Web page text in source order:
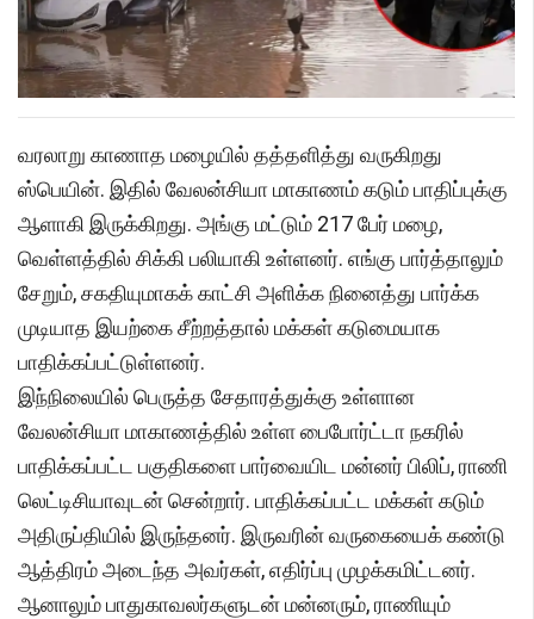
வரலாறு காணாத மழையில் தத்தளித்து வருகிறது
ஸ்பெயின். இதில் வேலன்சியா மாகாணம் கடும் பாதிப்புக்கு
ஆளாகி இருக்கிறது. அங்கு மட்டும் 217 பேர் மழை,
வெள்ளத்தில் சிக்கி பலியாகி உள்ளனர். எங்கு பார்த்தாலும்
சேறும், சகதியுமாகக் காட்சி அளிக்க நினைத்து பார்க்க
முடியாத இயற்கை சீற்றத்தால் மக்கள் கடுமையாக
பாதிக்கப்பட்டுள்ளனர்.
இந்நிலையில் பெருத்த சேதாரத்துக்கு உள்ளான
வேலன்சியா மாகாணத்தில் உள்ள பைபோர்ட்டா நகரில்
பாதிக்கப்பட்ட பகுதிகளை பார்வையிட மன்னர் பிலிப், ராணி
லெட்டிசியாவுடன் சென்றார். பாதிக்கப்பட்ட மக்கள் கடும்
அதிருப்தியில் இருந்தனர். இருவரின் வருகையைக் கண்டு
ஆத்திரம் அடைந்த அவர்கள், எதிர்ப்பு முழக்கமிட்டனர்.
ஆனாலும் பாதுகாவலர்களுடன் மன்னரும், ராணியும்